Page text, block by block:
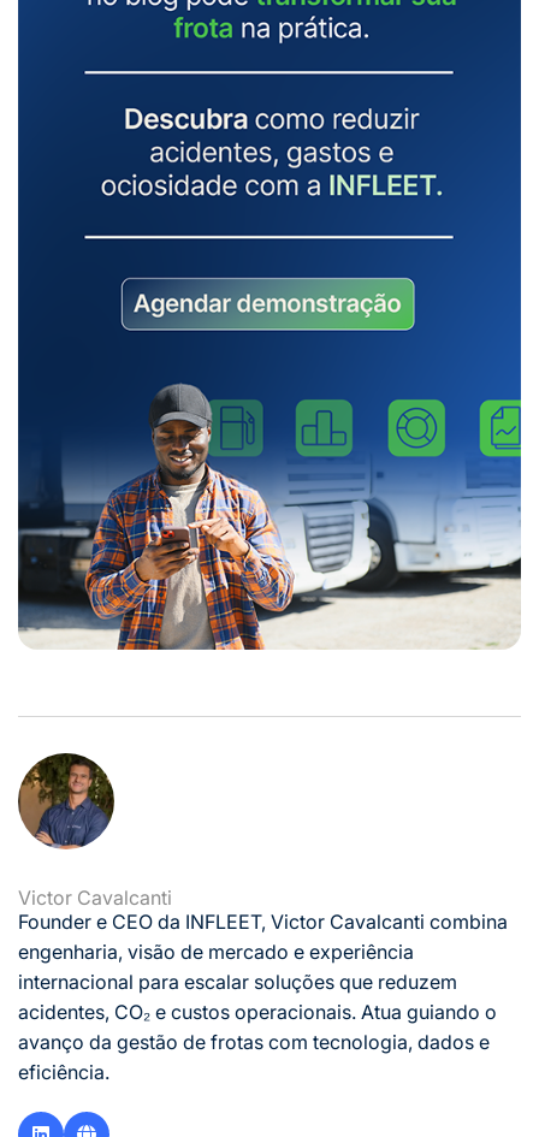
Victor Cavalcanti
Founder e CEO da INFLEET, Victor Cavalcanti combina
engenharia, visão de mercado e experiência
internacional para escalar soluções que reduzem
acidentes, CO₂ e custos operacionais. Atua guiando o
avanço da gestão de frotas com tecnologia, dados e
eficiência.